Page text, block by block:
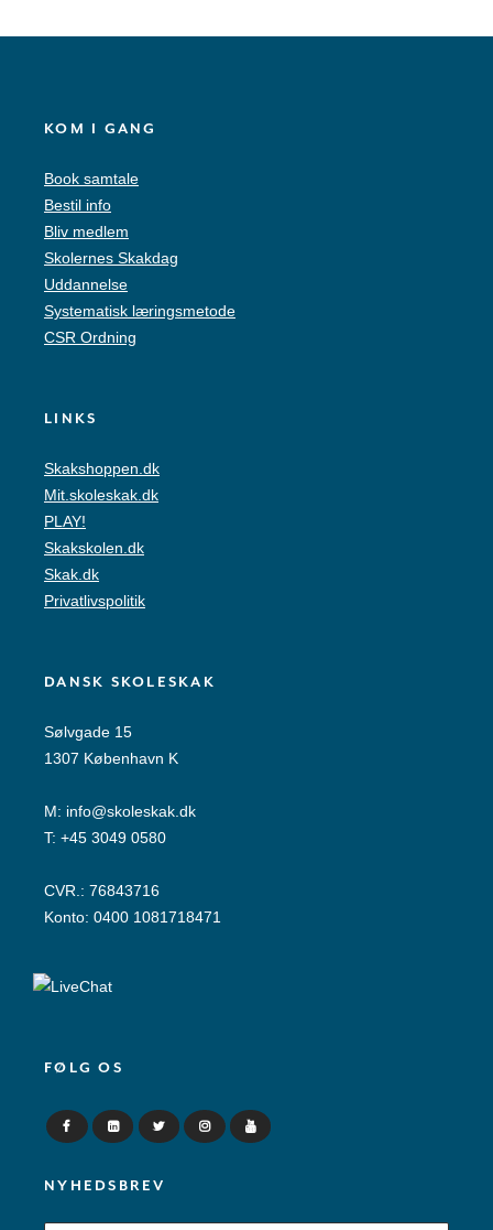
KOM I GANG
Book samtale
Bestil info
Bliv medlem
Skolernes Skakdag
Uddannelse
Systematisk læringsmetode
CSR Ordning
LINKS
Skakshoppen.dk
Mit.skoleskak.dk
PLAY!
Skakskolen.dk
Skak.dk
Privatlivspolitik
DANSK SKOLESKAK
Sølvgade 15
1307 København K
M: info@skoleskak.dk
T: +45 3049 0580
CVR.: 76843716
Konto: 0400 1081718471
FØLG OS
NYHEDSBREV